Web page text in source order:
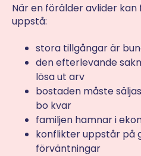
När en förälder avlider
uppstå:
stora tillgångar är
den efterlevande
lösa ut arv
bostaden måste
bo kvar
familjen hamnar i
konflikter uppstår på
förväntningar